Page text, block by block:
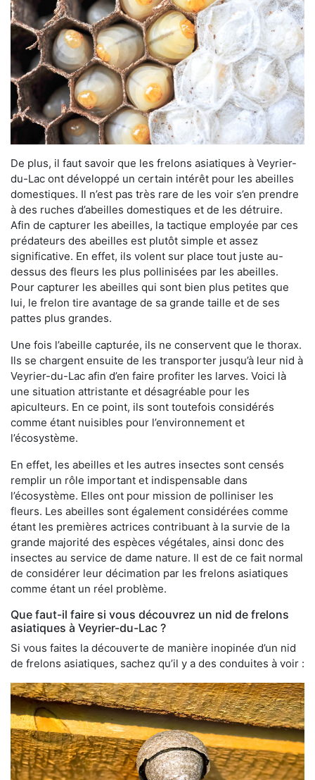
De plus, il faut savoir que les frelons asiatiques à Veyrier-
du-Lac ont développé un certain intérêt pour les abeilles
domestiques. Il n’est pas très rare de les voir s’en prendre
à des ruches d’abeilles domestiques et de les détruire.
Afin de capturer les abeilles, la tactique employée par ces
prédateurs des abeilles est plutôt simple et assez
significative. En effet, ils volent sur place tout juste au-
dessus des fleurs les plus pollinisées par les abeilles.
Pour capturer les abeilles qui sont bien plus petites que
lui, le frelon tire avantage de sa grande taille et de ses
pattes plus grandes.
Une fois l’abeille capturée, ils ne conservent que le thorax.
Ils se chargent ensuite de les transporter jusqu’à leur nid à
Veyrier-du-Lac afin d’en faire profiter les larves. Voici là
une situation attristante et désagréable pour les
apiculteurs. En ce point, ils sont toutefois considérés
comme étant nuisibles pour l’environnement et
l’écosystème.
En effet, les abeilles et les autres insectes sont censés
remplir un rôle important et indispensable dans
l’écosystème. Elles ont pour mission de polliniser les
fleurs. Les abeilles sont également considérées comme
étant les premières actrices contribuant à la survie de la
grande majorité des espèces végétales, ainsi donc des
insectes au service de dame nature. Il est de ce fait normal
de considérer leur décimation par les frelons asiatiques
comme étant un réel problème.
Que faut-il faire si vous découvrez un nid de frelons
asiatiques à Veyrier-du-Lac ?
Si vous faites la découverte de manière inopinée d’un nid
de frelons asiatiques, sachez qu’il y a des conduites à voir :